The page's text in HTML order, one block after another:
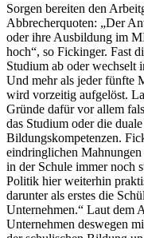
Sorgen bereiten den
Abbrecherquoten: „Der
oder ihre Ausbildung im
hoch“, so Fickinger. Fast
Studium ab oder wechselt
Und mehr als jeder fünfte
wird vorzeitig aufgelöst.
Gründe dafür vor allem
das Studium oder die
Bildungskompetenzen.
eindringlichen
in der Schule immer noch
Politik hier weiterhin
darunter als erstes die
Unternehmen.“ Laut dem
Unternehmen deswegen